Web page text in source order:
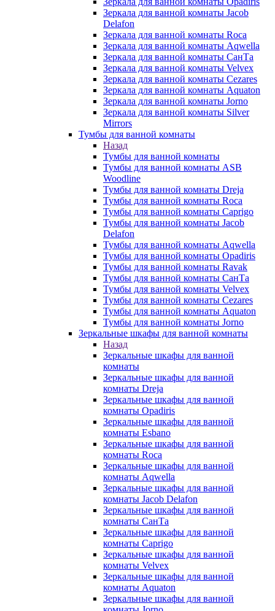
Зеркала для ванной комнаты Jacob
Delafon
Зеркала для ванной комнаты Roca
Зеркала для ванной комнаты Aqwella
Зеркала для ванной комнаты СанТа
Зеркала для ванной комнаты Velvex
Зеркала для ванной комнаты Cezares
Зеркала для ванной комнаты Aquaton
Зеркала для ванной комнаты Jorno
Зеркала для ванной комнаты Silver
Mirrors
Тумбы для ванной комнаты
Назад
Тумбы для ванной комнаты
Тумбы для ванной комнаты ASB
Woodline
Тумбы для ванной комнаты Dreja
Тумбы для ванной комнаты Roca
Тумбы для ванной комнаты Caprigo
Тумбы для ванной комнаты Jacob
Delafon
Тумбы для ванной комнаты Aqwella
Тумбы для ванной комнаты Opadiris
Тумбы для ванной комнаты Ravak
Тумбы для ванной комнаты СанТа
Тумбы для ванной комнаты Velvex
Тумбы для ванной комнаты Cezares
Тумбы для ванной комнаты Aquaton
Тумбы для ванной комнаты Jorno
Зеркальные шкафы для ванной комнаты
Назад
Зеркальные шкафы для ванной
комнаты
Зеркальные шкафы для ванной
комнаты Dreja
Зеркальные шкафы для ванной
комнаты Opadiris
Зеркальные шкафы для ванной
комнаты Esbano
Зеркальные шкафы для ванной
комнаты Roca
Зеркальные шкафы для ванной
комнаты Aqwella
Зеркальные шкафы для ванной
комнаты Jacob Delafon
Зеркальные шкафы для ванной
комнаты СанТа
Зеркальные шкафы для ванной
комнаты Caprigo
Зеркальные шкафы для ванной
комнаты Velvex
Зеркальные шкафы для ванной
комнаты Aquaton
Зеркальные шкафы для ванной